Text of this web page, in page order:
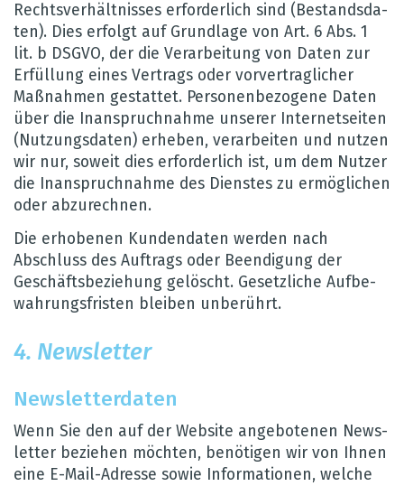
Rechts­ver­hält­nis­ses erfor­der­lich sind (Bestands­da­
ten). Dies erfolgt auf Grund­lage von Art. 6 Abs. 1
lit. b DSGVO, der die Ver­ar­bei­tung von Daten zur
Erfül­lung eines Ver­trags oder vor­ver­trag­li­cher
Maß­nah­men gestat­tet. Per­so­nen­be­zo­gene Daten
über die Inan­spruch­nahme unse­rer Inter­net­sei­ten
(Nut­zungs­da­ten) erhe­ben, ver­ar­bei­ten und nut­zen
wir nur, soweit dies erfor­der­lich ist, um dem Nut­zer
die Inan­spruch­nahme des Diens­tes zu ermög­li­chen
oder abzu­rech­nen.
Die erho­be­nen Kun­den­da­ten wer­den nach
Abschluss des Auf­trags oder Been­di­gung der
Geschäfts­be­zie­hung gelöscht. Gesetz­li­che Auf­be­
wah­rungs­fris­ten blei­ben unbe­rührt.
4. News­let­ter
News­let­ter­da­ten
Wenn Sie den auf der Web­site ange­bo­te­nen News­
let­ter bezie­hen möch­ten, benö­ti­gen wir von Ihnen
eine E-Mail-Adresse sowie Infor­ma­tio­nen, wel­che